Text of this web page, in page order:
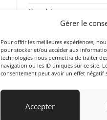
Gérer le
Pour offrir les meilleures expériences,
pour stocker et/ou accéder aux
technologies nous permettra de traiter
navigation ou les ID uniques sur ce site.
consentement peut avoir un effet négatif
Accepter
Karaoké
Loisirs divers
Sorties
Voyages